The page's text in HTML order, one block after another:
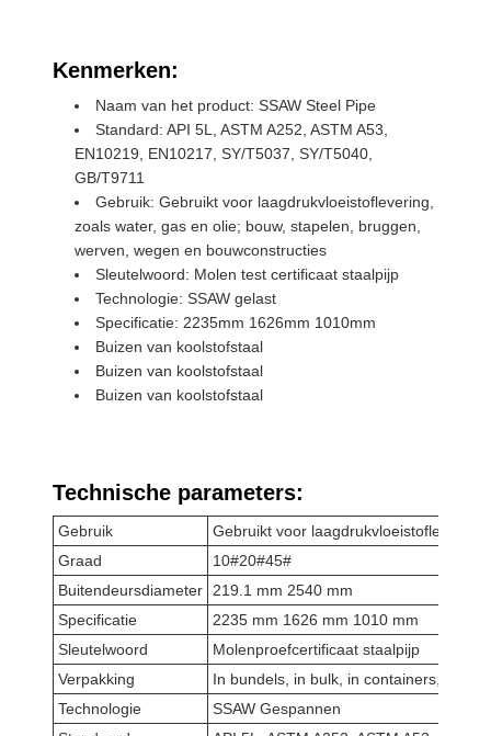
Kenmerken:
Naam van het product: SSAW Steel Pipe
Standard: API 5L, ASTM A252, ASTM A53,
EN10219, EN10217, SY/T5037, SY/T5040,
GB/T9711
Gebruik: Gebruikt voor laagdrukvloeistoflevering,
zoals water, gas en olie; bouw, stapelen, bruggen,
werven, wegen en bouwconstructies
Sleutelwoord: Molen test certificaat staalpijp
Technologie: SSAW gelast
Specificatie: 2235mm 1626mm 1010mm
Buizen van koolstofstaal
Buizen van koolstofstaal
Buizen van koolstofstaal
Technische parameters:
Gebruik
Gebruikt voor
Graad
10#20#45#
Buitendeursdiameter 219.1 mm 2540 mm
Specificatie
2235 mm 1626 mm 1010 mm
Sleutelwoord
Molenproefcertificaat staalpijp
Verpakking
In bundels, in bulk, in containers, in
Technologie
SSAW Gespannen